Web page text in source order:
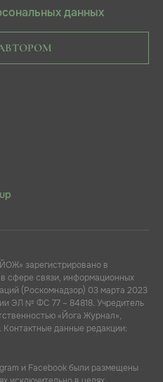
данных
зарегистрировано в
сфере связи, информационных
(Роскомнадзор) 03 марта 2023
ЭЛ № ФС 77 – 84818. Учредитель
«Йога Журнал»,
данные редакции:
и Facebook были размещены